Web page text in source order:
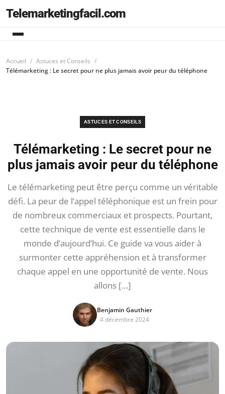
Telemarketingfacil.com
Accueil
Astuces et Conseils
Télémarketing : Le secret pour ne plus jamais avoir peur du téléphone
ASTUCES ET CONSEILS
Télémarketing : Le secret pour ne
plus jamais avoir peur du téléphone
Le télémarketing peut être perçu comme un véritable
défi. La peur de l’appel téléphonique est un frein pour
de nombreux commerciaux et prospects. Pourtant,
cette technique de vente est essentielle dans le
monde d’aujourd’hui. Ce guide va vous aider à
surmonter cette appréhension et à transformer
chaque appel en une opportunité de vente. Nous
allons […]
Benjamin Gauthier
4 décembre 2024